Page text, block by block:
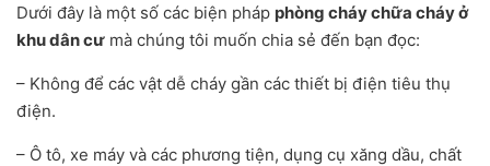
Dưới đây là một số các biện pháp phòng cháy chữa cháy ở
khu dân cư mà chúng tôi muốn chia sẻ đến bạn đọc:
– Không để các vật dễ cháy gần các thiết bị điện tiêu thụ
điện.
– Ô tô, xe máy và các phương tiện, dụng cụ xăng dầu, chất